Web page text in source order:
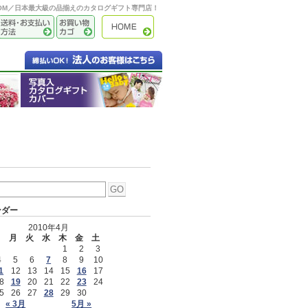
／日本最大級の品揃えのカタログギフト専門店！
ー
2010年4月
月 火 水 木 金 土
« 3月 5月 »
1 2
3
5 6 7 8 9
10
12 13 14 15 16
17
19 20 21 22 23
24
26 27 28 29 30